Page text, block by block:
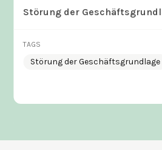
Störung der
TAGS
Störung der Geschäftsgrundlage